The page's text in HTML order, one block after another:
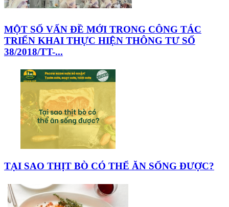
MỘT SỐ VẤN ĐỀ MỚI TRONG CÔNG TÁC
TRIỂN KHAI THỰC HIỆN THÔNG TƯ SỐ
38/2018/TT-...
TẠI SAO THỊT BÒ CÓ THỂ ĂN SỐNG ĐƯỢC?